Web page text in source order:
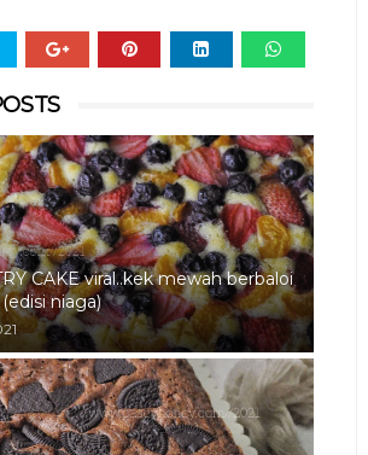
CAKE viral..kek mewah berbaloi
niaga)